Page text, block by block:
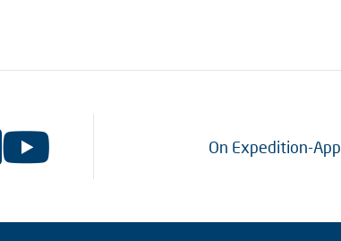
On Expedition-App